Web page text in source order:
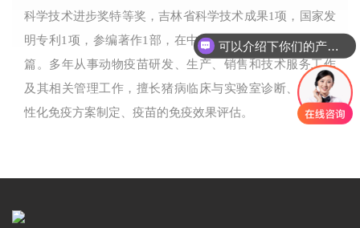
科学技术进步奖特等奖，吉林省科学技术成果1项，国家发
明专利1项，参编著作1部，在中外期刊杂志发表论文10余
篇。多年从事动物疫苗研发、生产、销售和技术服务工作
及其相关管理工作，擅长猪病临床与实验室诊断、猪场个
性化免疫方案制定、疫苗的免疫效果评估。
可以介绍下你们的产品么